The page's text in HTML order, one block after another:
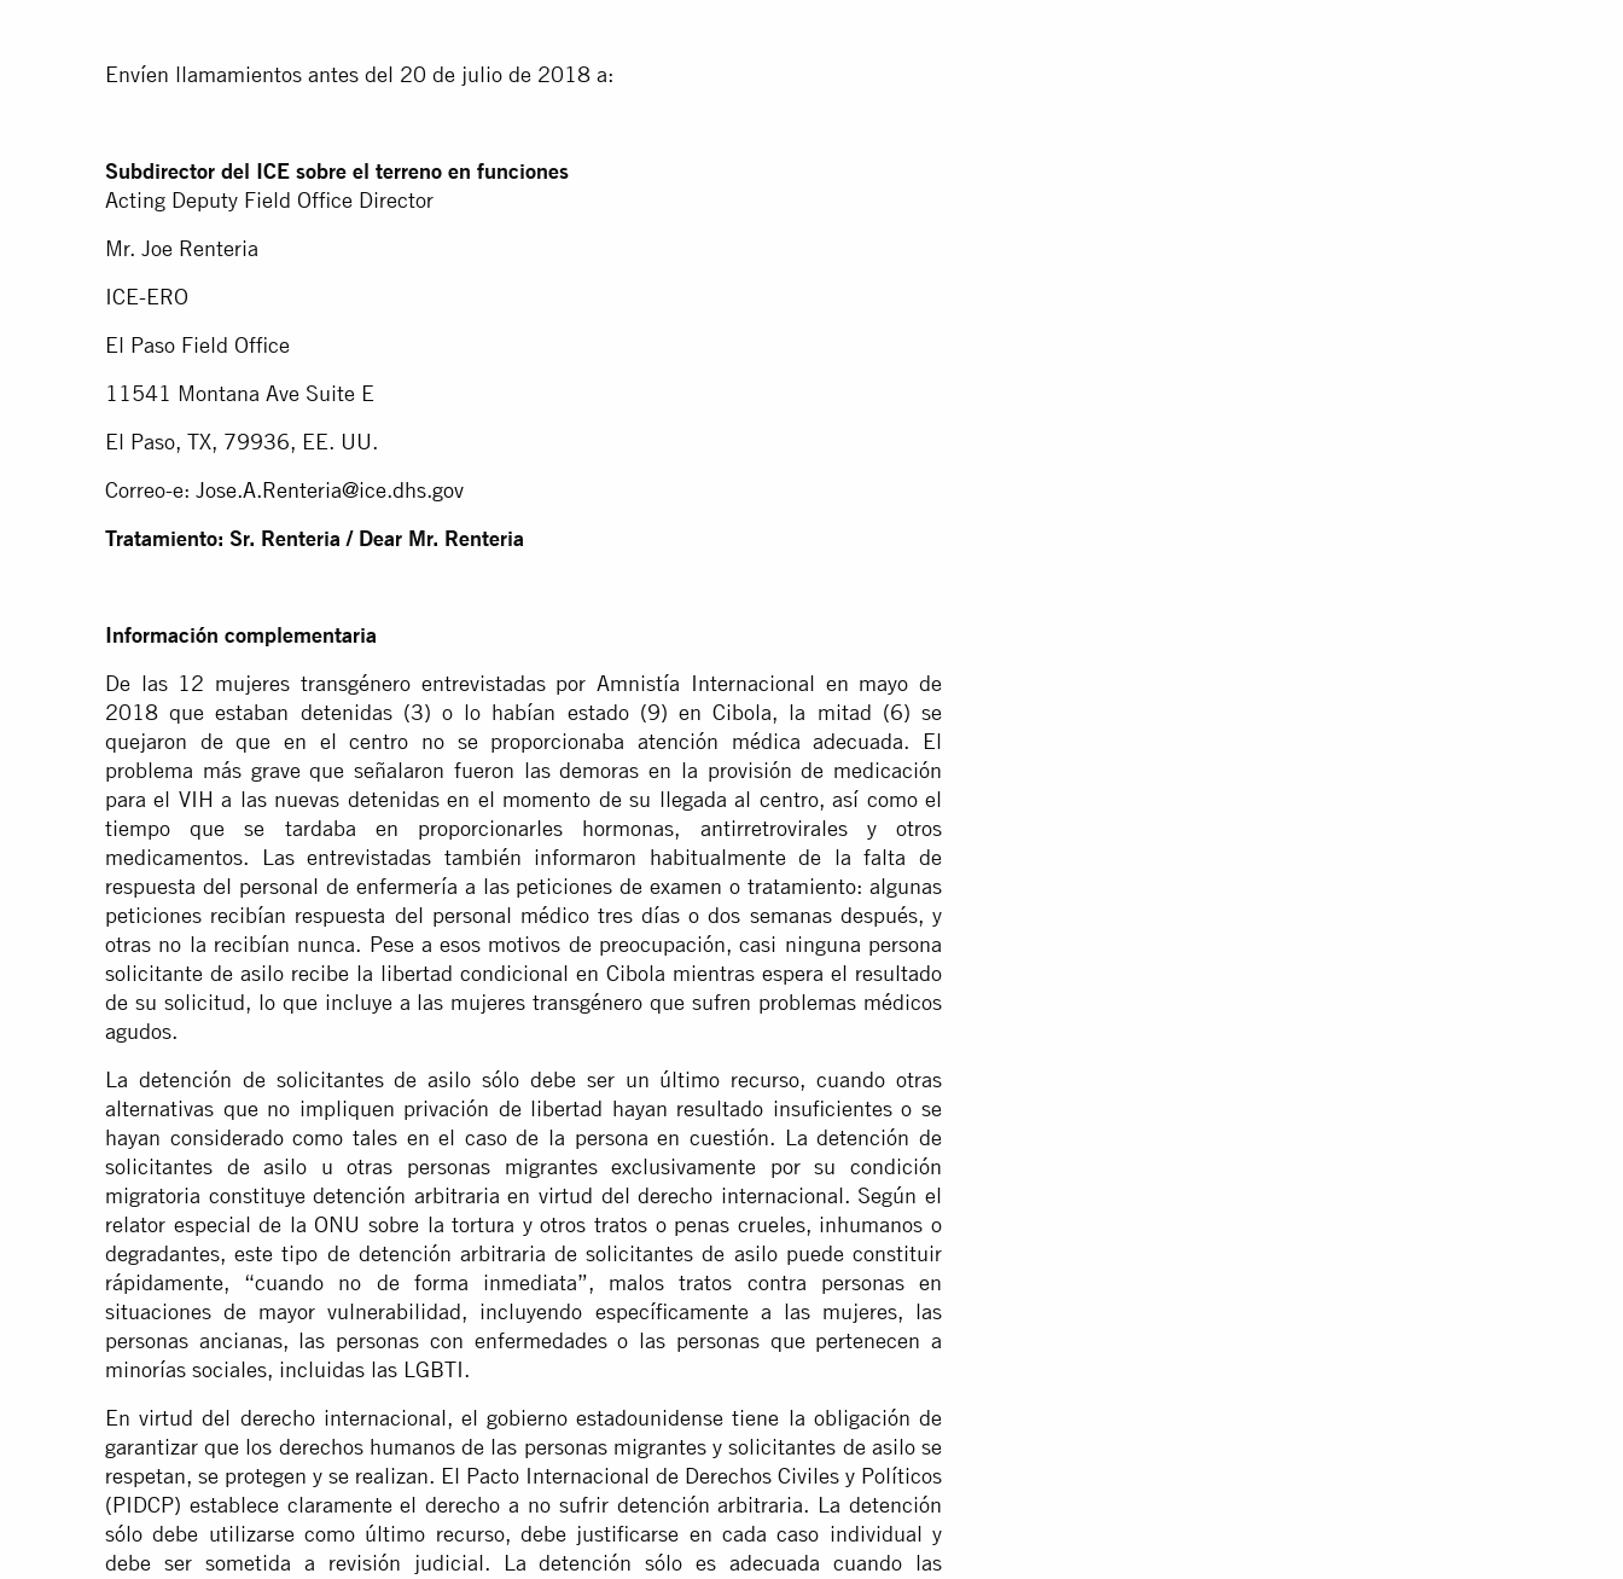
Envíen llamamientos antes del 20 de julio de 2018 a:
Subdirector del ICE sobre el terreno en funciones
Acting Deputy Field Office Director
Mr. Joe Renteria
ICE-ERO
El Paso Field Office
11541 Montana Ave Suite E
El Paso, TX, 79936, EE. UU.
Correo-e: Jose.A.Renteria@ice.dhs.gov
Tratamiento: Sr. Renteria / Dear Mr. Renteria
Información complementaria
De las 12 mujeres transgénero entrevistadas por Amnistía Internacional en mayo de
2018 que estaban detenidas (3) o lo habían estado (9) en Cibola, la mitad (6) se
quejaron de que en el centro no se proporcionaba atención médica adecuada. El
problema más grave que señalaron fueron las demoras en la provisión de medicación
para el VIH a las nuevas detenidas en el momento de su llegada al centro, así como el
tiempo que se tardaba en proporcionarles hormonas, antirretrovirales y otros
medicamentos. Las entrevistadas también informaron habitualmente de la falta de
respuesta del personal de enfermería a las peticiones de examen o tratamiento: algunas
peticiones recibían respuesta del personal médico tres días o dos semanas después, y
otras no la recibían nunca. Pese a esos motivos de preocupación, casi ninguna persona
solicitante de asilo recibe la libertad condicional en Cibola mientras espera el resultado
de su solicitud, lo que incluye a las mujeres transgénero que sufren problemas médicos
agudos.
La detención de solicitantes de asilo sólo debe ser un último recurso, cuando otras
alternativas que no impliquen privación de libertad hayan resultado insuficientes o se
hayan considerado como tales en el caso de la persona en cuestión. La detención de
solicitantes de asilo u otras personas migrantes exclusivamente por su condición
migratoria constituye detención arbitraria en virtud del derecho internacional. Según el
relator especial de la ONU sobre la tortura y otros tratos o penas crueles, inhumanos o
degradantes, este tipo de detención arbitraria de solicitantes de asilo puede constituir
rápidamente, “cuando no de forma inmediata”, malos tratos contra personas en
situaciones de mayor vulnerabilidad, incluyendo específicamente a las mujeres, las
personas ancianas, las personas con enfermedades o las personas que pertenecen a
minorías sociales, incluidas las LGBTI.
En virtud del derecho internacional, el gobierno estadounidense tiene la obligación de
garantizar que los derechos humanos de las personas migrantes y solicitantes de asilo se
respetan, se protegen y se realizan. El Pacto Internacional de Derechos Civiles y Políticos
(PIDCP) establece claramente el derecho a no sufrir detención arbitraria. La detención
sólo debe utilizarse como último recurso, debe justificarse en cada caso individual y
debe ser sometida a revisión judicial. La detención sólo es adecuada cuando las